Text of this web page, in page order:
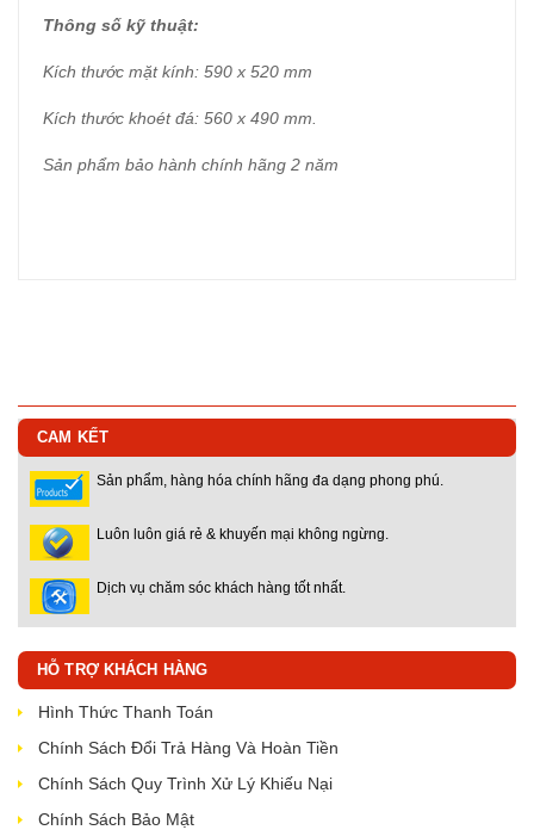
Thông số kỹ thuật:
Kích thước mặt kính: 590 x 520 mm
Kích thước khoét đá: 560 x 490 mm.
Sản phẩm bảo hành chính hãng 2 năm
CAM KẾT
Sản phẩm, hàng hóa chính hãng đa dạng phong phú.
Luôn luôn giá rẻ & khuyến mại không ngừng.
Dịch vụ chăm sóc khách hàng tốt nhất.
HỖ TRỢ KHÁCH HÀNG
Hình Thức Thanh Toán
Chính Sách Đổi Trả Hàng Và Hoàn Tiền
Chính Sách Quy Trình Xử Lý Khiếu Nại
Chính Sách Bảo Mật